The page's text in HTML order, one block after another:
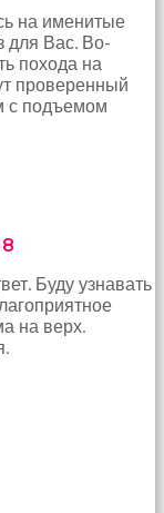
на именитые
для Вас. Во-
похода на
проверенный
с подъемом
Буду узнавать
на верх.